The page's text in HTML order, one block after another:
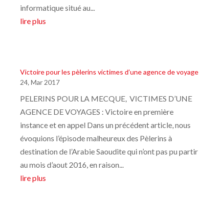
informatique situé au...
lire plus
Victoire pour les pèlerins victimes d’une agence de voyage
24, Mar 2017
PELERINS POUR LA MECQUE, VICTIMES D’UNE
AGENCE DE VOYAGES : Victoire en première
instance et en appel Dans un précédent article, nous
évoquions l’épisode malheureux des Pèlerins à
destination de l’Arabie Saoudite qui n’ont pas pu partir
au mois d’aout 2016, en raison...
lire plus